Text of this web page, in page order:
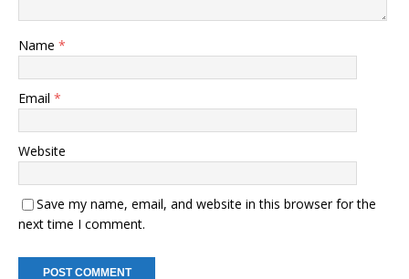
Name *
Email *
Website
Save my name, email, and website in this browser for the
next time I comment.